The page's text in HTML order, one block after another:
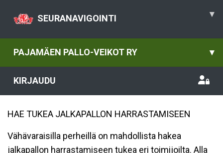
SEURANAVIGOINTI ▾
PAJAMÄEN PALLO-VEIKOT RY ▾
KIRJAUDU
HAE TUKEA JALKAPALLON HARRASTAMISEEN
Vähävaraisilla perheillä on mahdollista hakea
jalkapallon harrastamiseen tukea eri toimijoilta. Alla